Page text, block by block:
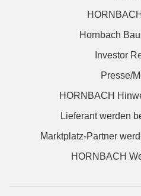
Hornbach
Investor
Presse/
HORNBACH
Lieferant werden
Marktplatz-Partner
HORNBACH